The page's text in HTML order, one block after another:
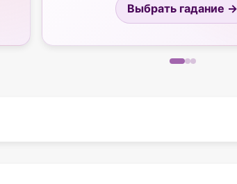
Выбрать гадание →